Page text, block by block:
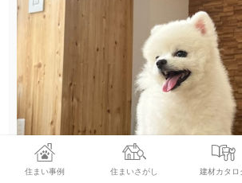
住まい事例 住まいさがし 建材カタロ